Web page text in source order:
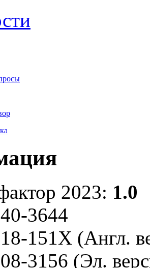
2023: 1.0
3644
151X (Англ.
3156 (Эл.